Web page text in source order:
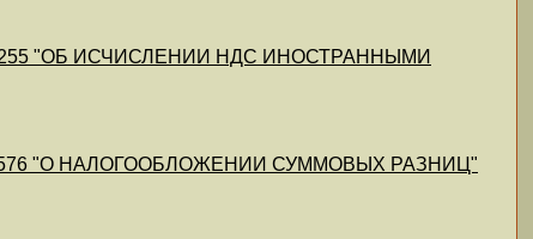
58255 "ОБ ИСЧИСЛЕНИИ НДС ИНОСТРАННЫМИ
57576 "О НАЛОГООБЛОЖЕНИИ СУММОВЫХ РАЗНИЦ"